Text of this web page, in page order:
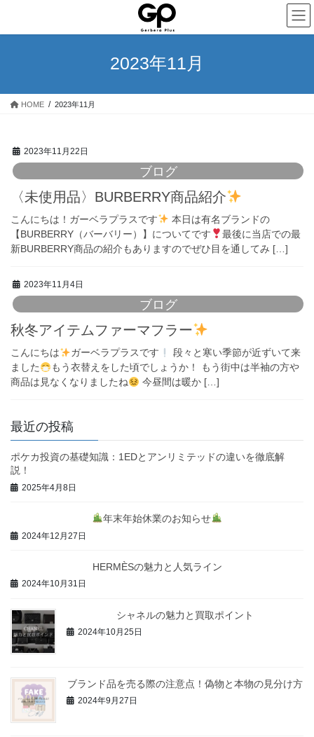
テ
ス
ゲ
ン
2023年11月
HOME 2023年11月
2023年11月22日
ブログ
〈未使用品〉BURBERRY商品紹介
こんにちは！ガーベラプラスです
本日は有名ブランドの
【BURBERRY（バーバリー）】についてです
最後に当店での最
新BURBERRY商品の紹介もありますのでぜひ目を通してみ […]
2023年11月4日
ブログ
秋冬アイテムファーマフラー
こんにちは ガーベラプラスです
段々と寒い季節が近ずいて来
ました
もう衣替えをした頃でしょうか！ もう街中は半袖の方や
商品は見なくなりましたね
今昼間は暖か […]
最近の投稿
ポケカ投資の基礎知識：1EDとアンリミテッドの違いを徹底解
説！
2025年4月8日
年末年始休業のお知らせ
2024年12月27日
HERMÈSの魅力と人気ライン
2024年10月31日
シャネルの魅力と買取ポイント
2024年10月25日
ブランド品を売る際の注意点！偽物と本物の見分け方
2024年9月27日